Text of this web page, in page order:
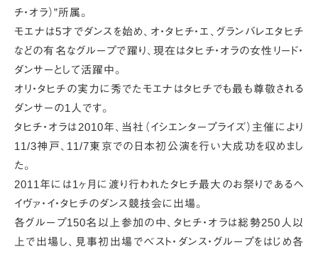
チ・オラ）”所属。
モエナは5才でダンスを始め、オ・タヒチ・エ、 グランバレエタヒチ
などの有名なグループで躍り、 現在はタヒチ・オラの女性リード・
ダンサーとして活躍中。
オリ・タヒチの実力に秀でたモエナはタヒチでも最も尊敬される
ダンサーの1人です。
タヒチ・オラは2010年、当社（イシエンタープライズ）主催により
11/3神戸、11/7東京での日本初公演を行い大成功を収めまし
た。
2011年には1ヶ月に渡り行われたタヒチ最大のお祭りであるヘ
イヴァ・イ・タヒチのダンス競技会に出場。
各グループ150名以上参加の中、 タヒチ・オラは総勢250人以
上で出場し、 見事初出場でベスト・ダンス・グループをはじめ各